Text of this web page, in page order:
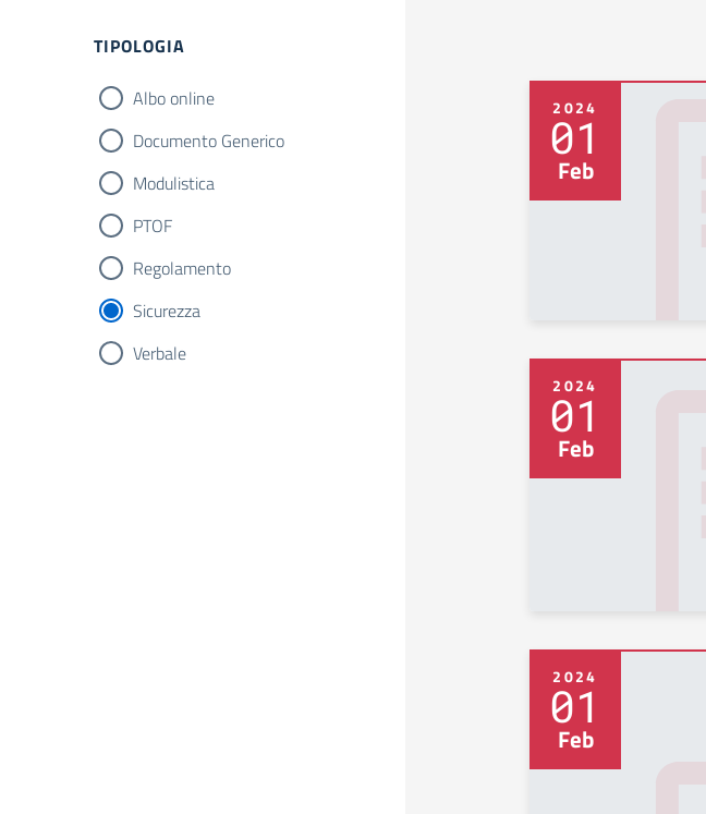
Filtri
TIPOLOGIA
Albo online
Documento Generico
Modulistica
PTOF
Regolamento
Sicurezza
Verbale
2024
01
Feb
2024
01
Feb
2024
01
Feb